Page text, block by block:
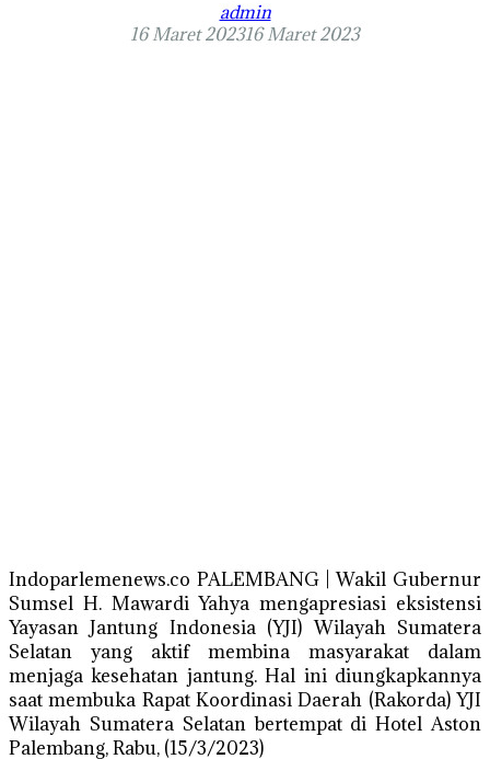
admin
16 Maret 202316 Maret 2023
Indoparlemenews.co PALEMBANG | Wakil Gubernur
Sumsel H. Mawardi Yahya mengapresiasi eksistensi
Yayasan Jantung Indonesia (YJI) Wilayah Sumatera
Selatan yang aktif membina masyarakat dalam
menjaga kesehatan jantung. Hal ini diungkapkannya
saat membuka Rapat Koordinasi Daerah (Rakorda) YJI
Wilayah Sumatera Selatan bertempat di Hotel Aston
Palembang, Rabu, (15/3/2023)